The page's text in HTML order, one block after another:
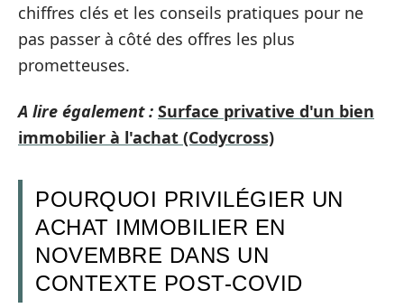
chiffres clés et les conseils pratiques pour ne
pas passer à côté des offres les plus
prometteuses.
A lire également : Surface privative d'un bien
immobilier à l'achat (Codycross)
POURQUOI PRIVILÉGIER UN
ACHAT IMMOBILIER EN
NOVEMBRE DANS UN
CONTEXTE POST-COVID